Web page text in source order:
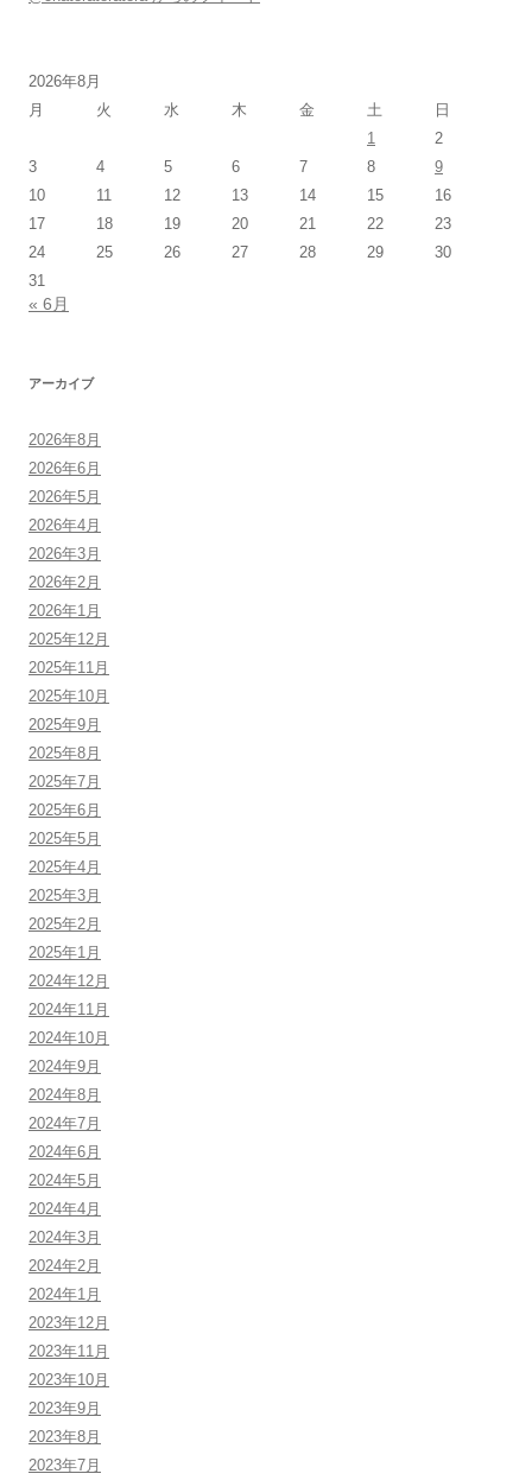
2026年8月
月
火 水 木 金 土
日
1
2
3
4 5 6 7 8
9
10
11 12 13 14 15
16
17
18 19 20 21 22
23
24
25 26 27 28 29
30
31
« 6月
アーカイブ
2026年8月
2026年6月
2026年5月
2026年4月
2026年3月
2026年2月
2026年1月
2025年12月
2025年11月
2025年10月
2025年9月
2025年8月
2025年7月
2025年6月
2025年5月
2025年4月
2025年3月
2025年2月
2025年1月
2024年12月
2024年11月
2024年10月
2024年9月
2024年8月
2024年7月
2024年6月
2024年5月
2024年4月
2024年3月
2024年2月
2024年1月
2023年12月
2023年11月
2023年10月
2023年9月
2023年8月
2023年7月